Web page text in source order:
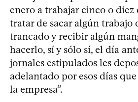
enero a trabajar cinco o diez
tratar de sacar algún trabajo
trancado y recibir algún
hacerlo, sí y sólo sí, el día
jornales estipulados les
adelantado por esos días
la empresa”.